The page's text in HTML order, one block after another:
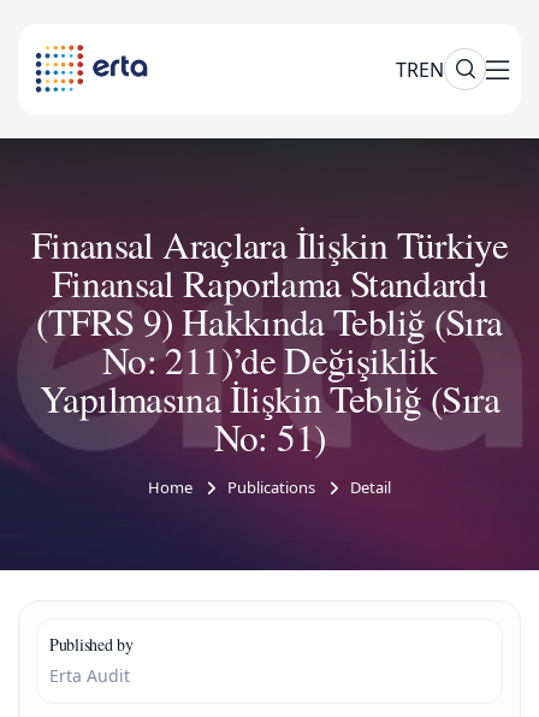
TREN
Finansal Araçlara İlişkin Türkiye
Finansal Raporlama Standardı
(TFRS 9) Hakkında Tebliğ (Sıra
No: 211)’de Değişiklik
Yapılmasına İlişkin Tebliğ (Sıra
No: 51)
Home Publications Detail
Published by
Erta Audit